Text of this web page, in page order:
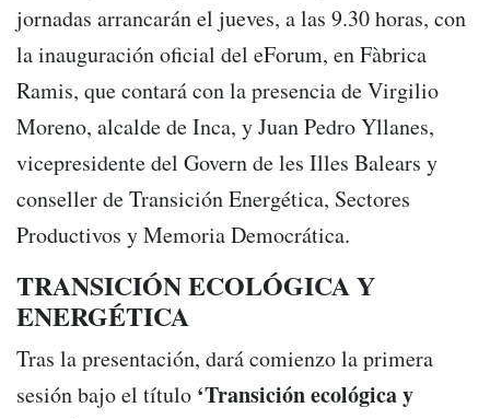
jornadas arrancarán el jueves, a las 9.30 horas, con
la inauguración oficial del eForum, en Fàbrica
Ramis, que contará con la presencia de Virgilio
Moreno, alcalde de Inca, y Juan Pedro Yllanes,
vicepresidente del Govern de les Illes Balears y
conseller de Transición Energética, Sectores
Productivos y Memoria Democrática.
TRANSICIÓN ECOLÓGICA Y
ENERGÉTICA
Tras la presentación, dará comienzo la primera
sesión bajo el título ‘Transición ecológica y